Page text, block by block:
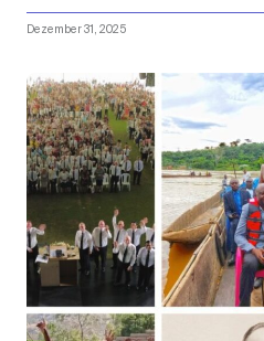
Dezember 31, 2025